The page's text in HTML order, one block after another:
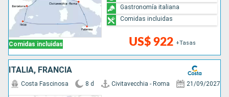
Comidas incluidas US$ 922 +Tasas
Gastronomía italiana
Comidas incluidas
ITALIA, FRANCIA
Costa Fascinosa 8 d Civitavecchia - Roma 21/09/2027